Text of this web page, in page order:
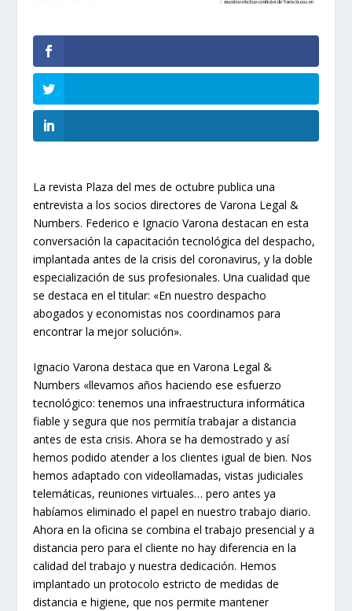
La revista Plaza del mes de octubre publica una
entrevista a los socios directores de Varona Legal &
Numbers. Federico e Ignacio Varona destacan en esta
conversación la capacitación tecnológica del despacho,
implantada antes de la crisis del coronavirus, y la doble
especialización de sus profesionales. Una cualidad que
se destaca en el titular: «En nuestro despacho
abogados y economistas nos coordinamos para
encontrar la mejor solución».
Ignacio Varona destaca que en Varona Legal &
Numbers «llevamos años haciendo ese esfuerzo
tecnológico: tenemos una infraestructura informática
fiable y segura que nos permitía trabajar a distancia
antes de esta crisis. Ahora se ha demostrado y así
hemos podido atender a los clientes igual de bien. Nos
hemos adaptado con videollamadas, vistas judiciales
telemáticas, reuniones virtuales… pero antes ya
habíamos eliminado el papel en nuestro trabajo diario.
Ahora en la oficina se combina el trabajo presencial y a
distancia pero para el cliente no hay diferencia en la
calidad del trabajo y nuestra dedicación. Hemos
implantado un protocolo estricto de medidas de
distancia e higiene, que nos permite mantener